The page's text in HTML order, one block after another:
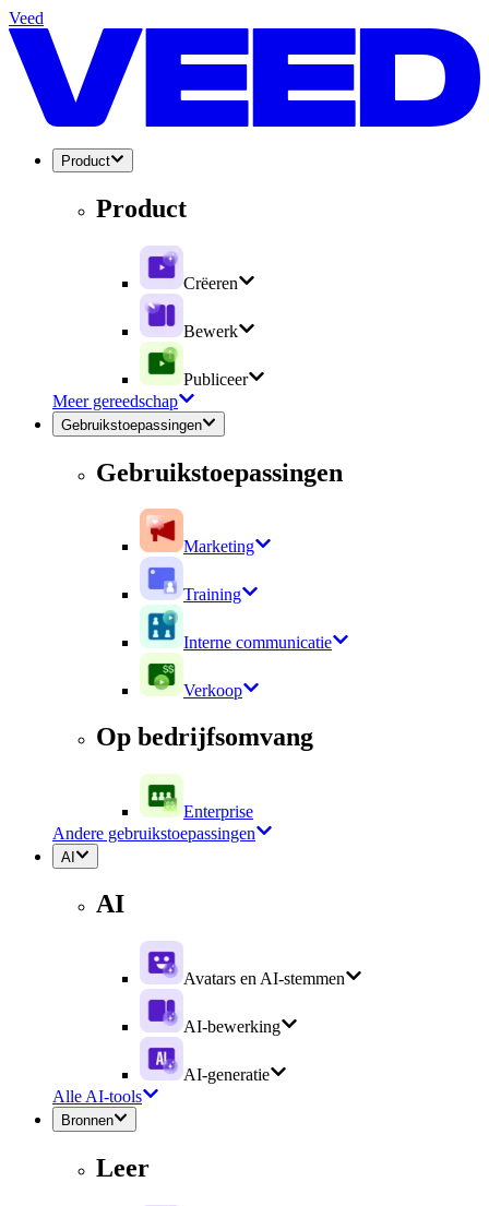
Veed
Product
Product
Crëeren
Bewerk
Publiceer
Meer gereedschap
Gebruikstoepassingen
Gebruikstoepassingen
Marketing
Training
Interne communicatie
Verkoop
Op bedrijfsomvang
Enterprise
Andere gebruikstoepassingen
AI
AI
Avatars en AI-stemmen
AI-bewerking
AI-generatie
Alle AI-tools
Bronnen
Leer